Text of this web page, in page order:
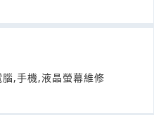
,手機,液晶螢幕維修